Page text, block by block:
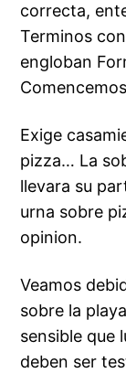
correcta,
Terminos
engloban
Exige
pizza… La
llevara su
urna sobre
opinion.
Veamos
sobre la
sensible que
deben ser